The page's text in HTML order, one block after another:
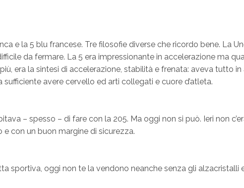
e la 5 blu francese. Tre filosofie diverse che ricordo bene. La
da fermare. La 5 era impressionante in accelerazione ma
era la sintesi di accelerazione, stabilità e frenata: aveva tutto
avere cervello ed arti collegati e cuore d’atleta.
– spesso – di fare con la 205. Ma oggi non si può. Ieri non
con un buon margine di sicurezza.
sportiva, oggi non te la vendono neanche senza gli alzacristalli